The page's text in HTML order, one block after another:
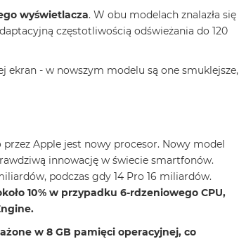
wyświetlacza. W obu modelach znalazła się
częstotliwością odświeżania do 120
- w nowszym modelu są one smuklejsze,
Apple jest nowy procesor. Nowy model
innowację w świecie smartfonów.
podczas gdy 14 Pro 16 miliardów.
10% w przypadku 6-rdzeniowego CPU,
w 8 GB pamięci operacyjnej, co